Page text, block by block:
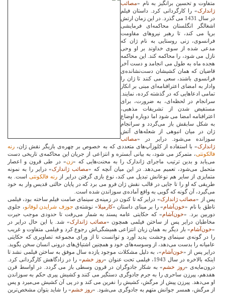
متفاوت و تحسین برانگیز به نام «مصائب
ژاندارک» را کارگردانی کرد. داستان فیلم
در سال 1431 می گذرد. در این زمان ارتش
اشغالگر انگلستان محاکمه‌ای فرمایشی
برپا می کند، تا رهبر نیروهای مقاومت
فرانسوی، زنی روستایی به نام ژان که
مدعی شده از سوی خداوند بر او وحی
نازل می شود، را محاکمه کند. این محاکمه
هجده ماه به طول می انجامد و دست آخر
قاضیان که همان کشیشان دست‌نشانده‌ی
فرانسوی باشند، سعی می‌ کنند تا ژان را
وادار به امضای اعترافنامه‌ای مبنی بر انکار
تمامی ادعاهایی که در گذشته کرده، نمایند.
سرانجام در لحظه‌ای، به ضرورت، برای
مستفیض شدن از تشریفات مذهبی،
اعترافنامه امضا می شود اما دوباره اوضاع
به شکل سابقش باز می‌گردد و سرانجام
ژان در میان انبوهی از شعله‌های آتش
سوزانده می‌شود. درایر در «مصائب
ژاندارک» با استفاده از کلوزآپ‌های متعددی که به خصوص بر چهره‌ی بازیگر نقش ژان، رنه
فالکونتی، متمرکز می شود، به بیانی آبستره و انتزاعی از جریان این محاکمه‌ی تاریخی دست
می‌یابد و بدین ترتیب ماجرای ژاندارک را به محنت‌هایی که «زن» در طی قرون و اعصار
متحمل می‌شود، تعمیم می‌دهد. در این میان آنچه که «مصائب ژاندارک» درایر را به نمونه
متمایزی از سایر هم‌ نوعانش تبدیل می کند، نوع بازی گرفتن درایر ازرنه فالکونتی است. به
طریقی که او را تا جایی در قالب نقش ژان فرو می برد که در پایان حالتی قدیس وار به خود
می‌گیرد، آن گونه که گویی به واقع آماده‌ی سوزاندن شده است.
پس از «مصائب ژاندارک» درایر که تا کنون در زمینه‌ی سینمای صامت فیلم ساخته بود، فیلمی
ناطق با نام «خون‌آشام» را بر مبنای داستان «کارمیلا» نوشته‌ی جوزف شرایدن لوفانو، جلوی
دوربین برد. «خون‌آشام» که حکایتی عامه پسند به شمار می‌رفت تا حدودی موجب حیرت
مخاطبان درایر پس از ساختن فیلمی همچون «مصائب ژاندارک» شد. با این حال درایر در
«خون‌آشام» بار دیگر به همان زبان انتزاعی همیشگی‌اش رجوع کرد و فیلمی متفاوت و غریب
را در گونه‌‌ی سینمای وحشت پدید آورد و توانست تا از ورای مجموعه تصاویری که حکایتی
عامیانه را بدست می‌دهد، از وسوسه‌های خود و همچنین اشتیاق‌های درونی انسان سخن بگوید.
درایر پس از «خون‌آشام»، به دلیل مشکلات موجود یازده سال موفق به ساختن فیلمی نشد تا
اینکه بالاخره در سال 1943، فیلمی تحت عنوان «
روز خشم » را در زادگاهش کارگردانی کرد.
درون‌مایه‌ی «روز خشم » به شکار جادوگران در قرون وسطی باز می گردد. در اواسط قرن
هفدهم، پیرزن ساحری را به جرم جادوگری دستگیر می کنند و کشیش پیری حکم به سوزاندن
او می‌دهد. پیرزن پیش از مرگش، کشیش را نفرین می کند و در پی آن کشیش می‌میرد و پس
از مرگش، همسر جوانش متهم به جادوگری می‌شود. «روز خشم » را شاید بتوان مشخص‌ترین